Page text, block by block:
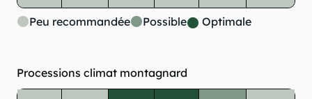
Peu recommandée Possible Optimale
Processions climat montagnard